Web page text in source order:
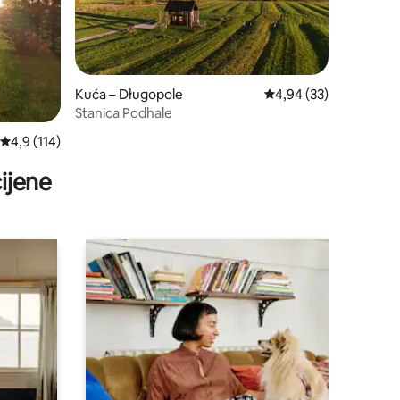
Prosječna ocjena: 4,9/5, recenzija: 114
4,9 (114)
Kuća – Długopole Prosječna ocjena:
4,94 (33)
Stanica Podhale